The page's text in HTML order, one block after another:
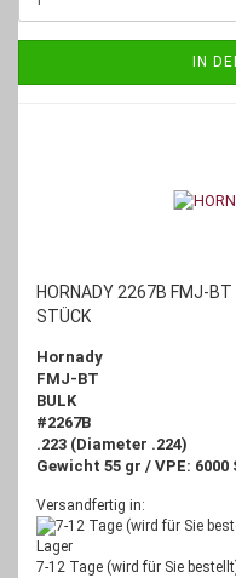
IN
HORNADY 2267B FMJ-
STÜCK
Hornady
FMJ-BT
BULK
#2267B
.223 (Diameter .224)
Gewicht 55 gr / VPE: 6000
Versandfertig in:
7-12 Tage (wird für Sie